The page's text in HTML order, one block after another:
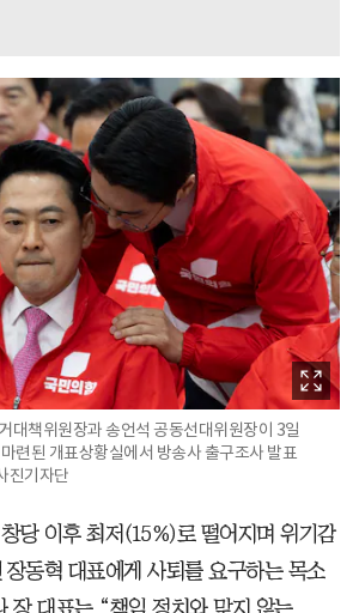
대책위원장과 송언석 공동선대위원장이 3일
련된 개표상황실에서 방송사 출구조사 발표
진기자단
당 이후 최저(15%)로 떨어지며 위기감
장동혁 대표에게 사퇴를 요구하는 목소